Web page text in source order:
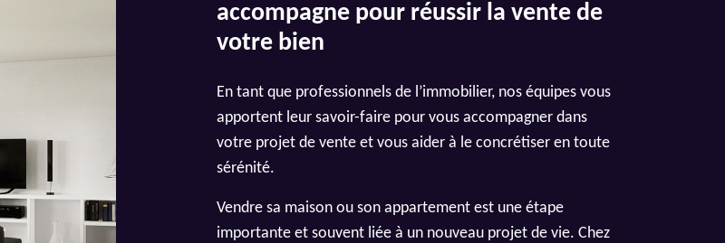
accompagne pour réussir la vente de
votre bien
En tant que professionnels de l’immobilier, nos équipes vous
apportent leur savoir-faire pour vous accompagner dans
votre projet de vente et vous aider à le concrétiser en toute
sérénité.
Vendre sa maison ou son appartement est une étape
importante et souvent liée à un nouveau projet de vie. Chez